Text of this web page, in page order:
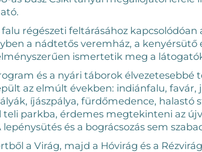
falu régészeti feltárásához
a nádtetős veremház, a kenyérsütő
ismertetik meg a
és a nyári táborok élvezetesebbé
az elmúlt években: indiánfalu, favár,
íjászpálya, fürdőmedence, halastó
teli parkba, érdemes megtekinteni az
és a bográcsozás sem
a Virág, majd a Hóvirág és a